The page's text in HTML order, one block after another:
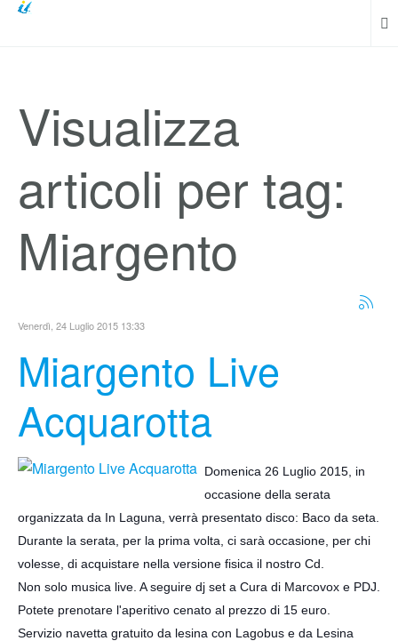
Visualizza
articoli per tag:
Miargento
Venerdì, 24 Luglio 2015 13:33
Miargento Live
Acquarotta
Domenica 26 Luglio 2015, in
occasione della serata
organizzata da In Laguna, verrà presentato disco: Baco da seta.
Durante la serata, per la prima volta, ci sarà occasione, per chi
volesse, di acquistare nella versione fisica il nostro Cd.
Non solo musica live. A seguire dj set a Cura di Marcovox e PDJ.
Potete prenotare l'aperitivo cenato al prezzo di 15 euro.
Servizio navetta gratuito da lesina con Lagobus e da Lesina